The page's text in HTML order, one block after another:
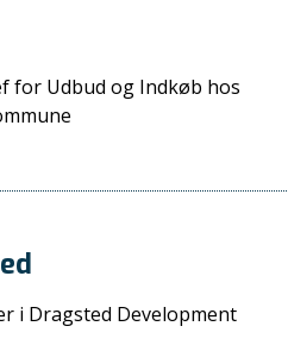
for Udbud og Indkøb hos
i Dragsted Development